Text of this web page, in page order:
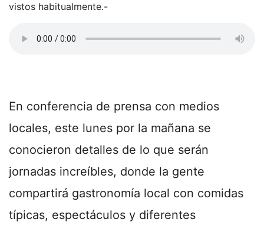
vistos habitualmente.-
En conferencia de prensa con medios
locales, este lunes por la mañana se
conocieron detalles de lo que serán
jornadas increíbles, donde la gente
compartirá gastronomía local con comidas
típicas, espectáculos y diferentes